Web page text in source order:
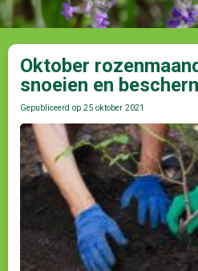
Oktober
snoeien en
Gepubliceerd op 25 oktober 2021